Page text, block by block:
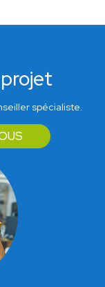
spécialiste.